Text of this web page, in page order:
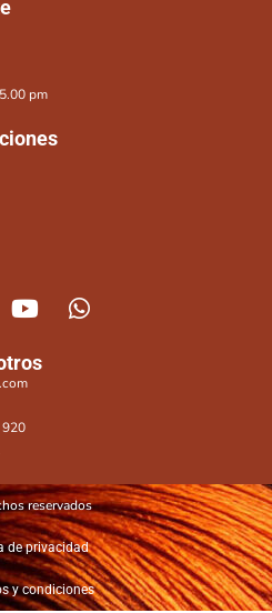
pm
reservados
de privacidad
y condiciones